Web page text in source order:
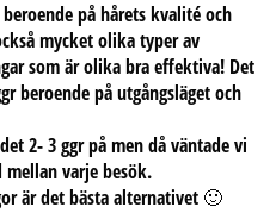
på hårets kvalité och
mycket olika typer av
som är olika bra effektiva! Det
beroende på utgångsläget och
2- 3 ggr på men då väntade vi
mellan varje besök.
är det bästa alternativet 🙂